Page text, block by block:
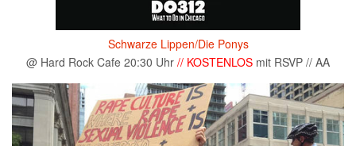
Schwarze Lippen/Die Ponys
@ Hard Rock Cafe 20:30 Uhr // KOSTENLOS mit RSVP // AA